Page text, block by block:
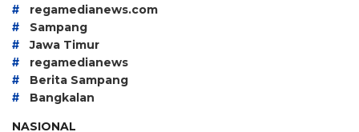
# regamedianews.com
# Sampang
# Jawa Timur
# regamedianews
# Berita Sampang
#
Bangkalan
NASIONAL